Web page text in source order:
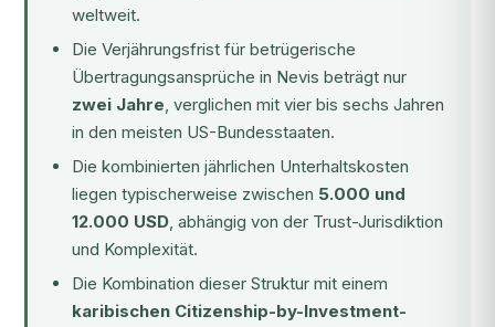
weltweit.
Die Verjährungsfrist für betrügerische
Übertragungsansprüche in Nevis beträgt nur
zwei Jahre, verglichen mit vier bis sechs Jahren
in den meisten US-Bundesstaaten.
Die kombinierten jährlichen Unterhaltskosten
liegen typischerweise zwischen 5.000 und
12.000 USD, abhängig von der Trust-Jurisdiktion
und Komplexität.
Die Kombination dieser Struktur mit einem
karibischen Citizenship-by-Investment-